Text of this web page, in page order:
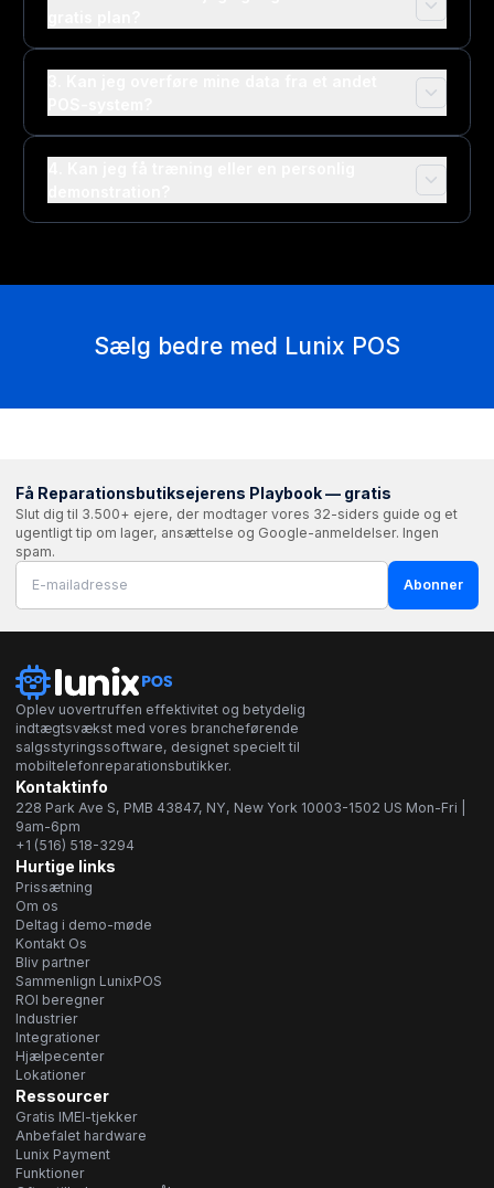
Sælg bedre med Lunix POS
Få Reparationsbutiksejerens Playbook — gratis
Slut dig til 3.500+ ejere, der modtager vores 32-siders guide og et
ugentligt tip om lager, ansættelse og Google-anmeldelser. Ingen
spam.
Abonner
Oplev uovertruffen effektivitet og betydelig
indtægtsvækst med vores brancheførende
salgsstyringssoftware, designet specielt til
mobiltelefonreparationsbutikker.
Kontaktinfo
228 Park Ave S, PMB 43847, NY, New York 10003-1502 US Mon-Fri |
9am-6pm
+1 (516) 518-3294
Hurtige links
Prissætning
Om os
Deltag i demo-møde
Kontakt Os
Bliv partner
Sammenlign LunixPOS
ROI beregner
Industrier
Integrationer
Hjælpecenter
Lokationer
Ressourcer
Gratis IMEI-tjekker
Anbefalet hardware
Lunix Payment
Funktioner